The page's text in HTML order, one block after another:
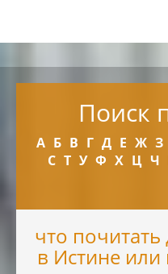
Поиск
А Б В Г Д Е Ж З
С Т У Ф Х Ц Ч
что
в Истине или